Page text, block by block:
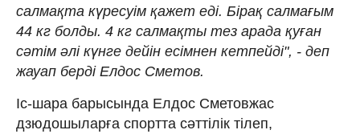
салмақта күресуім қажет еді. Бірақ салмағым
44 кг болды. 4 кг салмақты тез арада қуған
сәтім әлі күнге дейін есімнен кетпейді", - деп
жауап берді Елдос Сметов.
Іс-шара барысында Елдос Сметовжас
дзюдошыларға спортта сәттілік тілеп,